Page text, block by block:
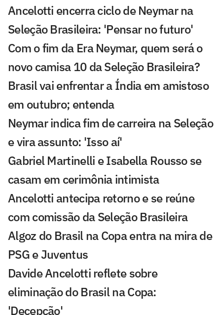
Ancelotti encerra ciclo de Neymar na
Seleção Brasileira: 'Pensar no futuro'
Com o fim da Era Neymar, quem será o
novo camisa 10 da Seleção Brasileira?
Brasil vai enfrentar a Índia em amistoso
em outubro; entenda
Neymar indica fim de carreira na Seleção
e vira assunto: 'Isso aí'
Gabriel Martinelli e Isabella Rousso se
casam em cerimônia intimista
Ancelotti antecipa retorno e se reúne
com comissão da Seleção Brasileira
Algoz do Brasil na Copa entra na mira de
PSG e Juventus
Davide Ancelotti reflete sobre
eliminação do Brasil na Copa:
'Decepção'